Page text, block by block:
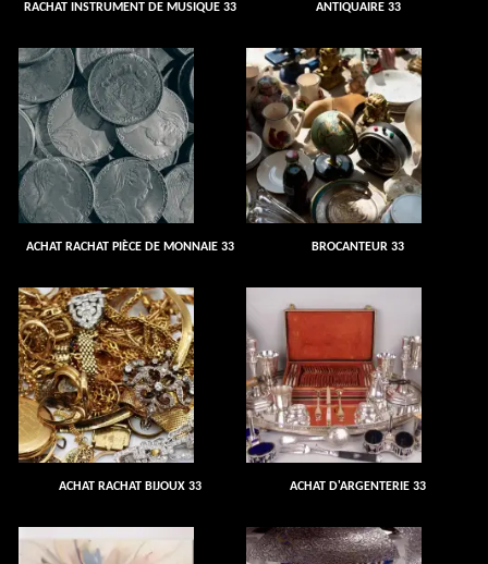
RACHAT INSTRUMENT DE MUSIQUE 33 ANTIQUAIRE 33
ACHAT RACHAT PIÈCE DE MONNAIE 33 BROCANTEUR 33
ACHAT RACHAT BIJOUX 33 ACHAT D'ARGENTERIE 33